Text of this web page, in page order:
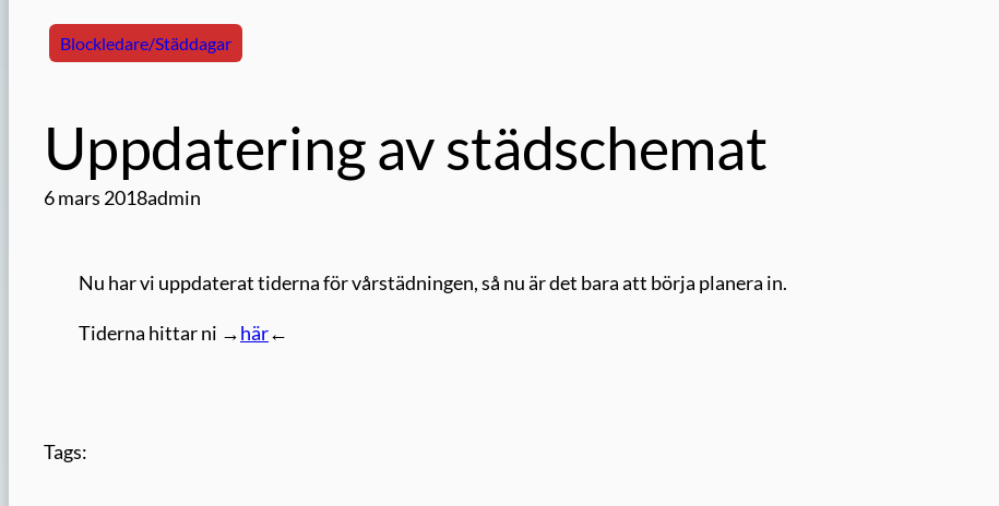
Blockledare/Städdagar
Uppdatering av städschemat
6 mars 2018admin
Nu har vi uppdaterat tiderna för vårstädningen, så nu är det bara att börja planera in.
Tiderna hittar ni →här←
Tags: